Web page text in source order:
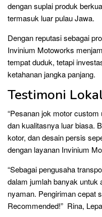
dengan suplai produk
termasuk luar pulau Jawa.
Dengan reputasi sebagai
Invinium Motoworks
tempat duduk, tetapi
ketahanan jangka panjang.
Testimoni
“Pesanan jok motor
dan kualitasnya luar biasa.
kotor, dan desain persis
dengan layanan Invinium
“Sebagai pengusaha
dalam jumlah banyak untuk
nyaman. Pengiriman cepat
Recommended!” Rina,